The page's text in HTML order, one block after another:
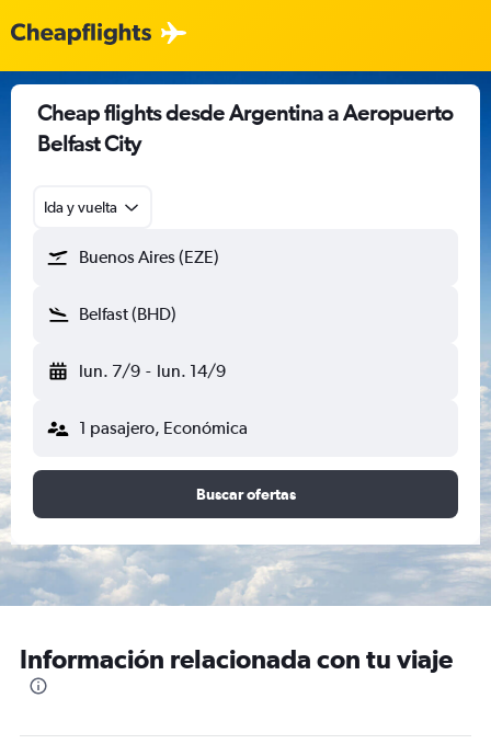
Cheap flights desde Argentina a Aeropuerto
Belfast City
Ida y vuelta
Buenos Aires (EZE)
Belfast (BHD)
lun. 7/9 - lun. 14/9
1 pasajero, Económica
Buscar ofertas
Información relacionada con tu viaje